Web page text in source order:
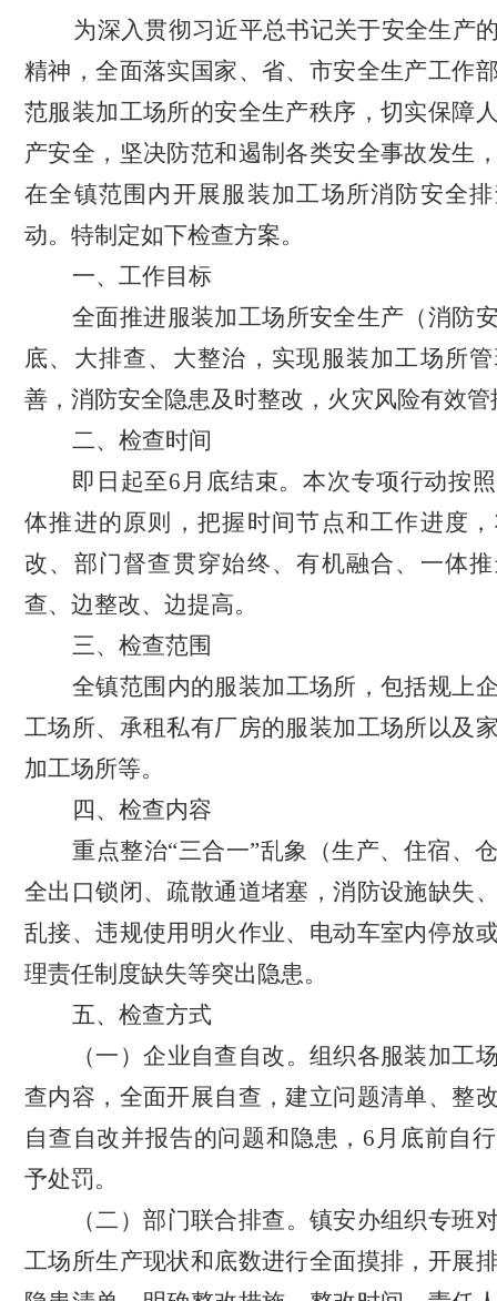
为深入贯彻习近平总书记关于安全生产
精神，全面落实国家、省、市安全生产工作
范服装加工场所的安全生产秩序，切实保障
产安全，坚决防范和遏制各类安全事故发生
在全镇范围内开展服装加工场所消防安全
动。 特制定如下检查方案。
一、工作目标
全面推进服装加工场所安全生产（消防
底、大排查、大整治，实现服装加工场所
善，消防安全隐患及时整改，火灾风险有效管
二、检查时间
即日起至6月底结束。本次专项行动按
体推进的原则，把握时间节点和工作进度
改、部门督查贯穿始终、有机融合、一体
查、边整改、边提高。
三、检查范围
全镇范围内的服装加工场所，包括规上
工场所、承租私有厂房的服装加工场所以及
加工场所等。
四、检查内容
重点整治“三合一”乱象（生产、住宿、
全出口锁闭、疏散通道堵塞，消防设施缺失
乱接、违规使用明火作业、电动车室内停放
理责任制度缺失等突出隐患。
五、检查方式
（一）企业自查自改。 组织各服装加工
查内容，全面开展自查，建立问题清单、整
自查自改并报告的问题和隐患， 6月底前自
予处罚。
（二）部门联合排查。 镇安办组织专班
工场所生产现状和底数进行全面摸排，开展